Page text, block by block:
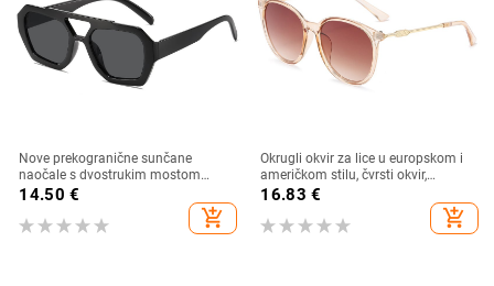
Nove prekogranične sunčane
naočale s dvostrukim mostom
nepravilnog oblika, europski i
američki stil, popularne, moderne
sunčane naočale, jedinstvene
14.50 €
add_shopping_cart
Okrugli okvir za lice u europskom i
američkom stilu, čvrsti okvir,
moderne retro okrugle metalne
naočale
16.83 €
add_shopping_cart